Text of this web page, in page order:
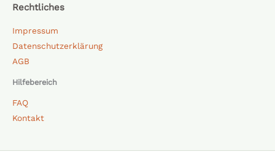
Rechtliches
Impressum
Datenschutzerklärung
AGB
Hilfebereich
FAQ
Kontakt